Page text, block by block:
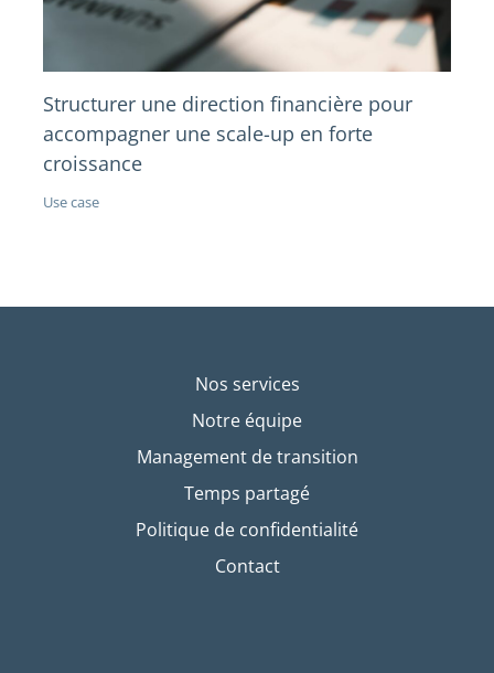
Structurer une direction financière pour
accompagner une scale-up en forte
croissance
Use case
Nos services
Notre équipe
Management de transition
Temps partagé
Politique de confidentialité
Contact